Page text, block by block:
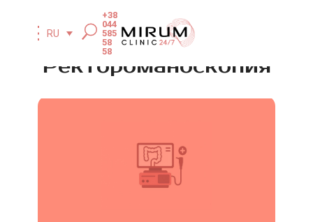
RU
+38
044
585
58
58
Ректороманоскопия